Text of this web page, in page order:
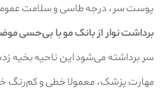
پوست سر، درجه طاسی و سلامت عمومی
برداشت نوار از بانک مو با بی‌حسی
سر برداشته می‌شود این ناحیه بخیه
مهارت پزشک، معمولا خطی و کم‌رنگ